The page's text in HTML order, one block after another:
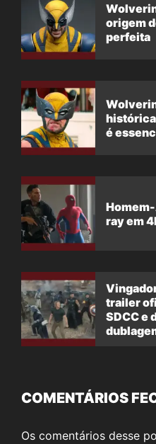
origem
perfeita
histórica
é
ray em
trailer
SDCC e
COMENTÁRIOS
Os comentários desse